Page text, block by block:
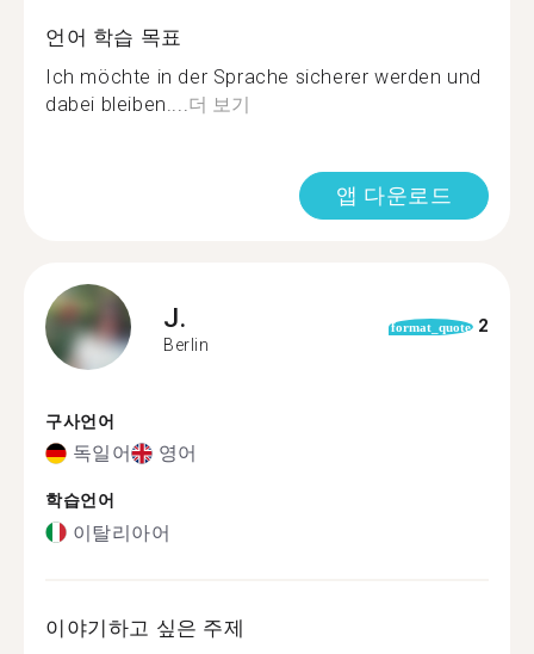
언어 학습 목표
Ich möchte in der Sprache sicherer werden und
dabei bleiben.... 더 보기
앱 다운로드
J.
Berlin
format_quote 2
구사언어
독일어 영어
학습언어
이탈리아어
이야기하고 싶은 주제